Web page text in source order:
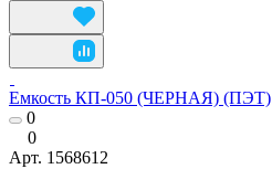
Емкость КП-050 (ЧЕРНАЯ) (ПЭТ)
0
0
Арт. 1568612